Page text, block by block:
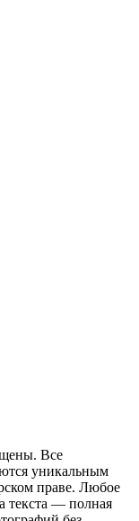
Все
уникальным
праве. Любое
текста — полная